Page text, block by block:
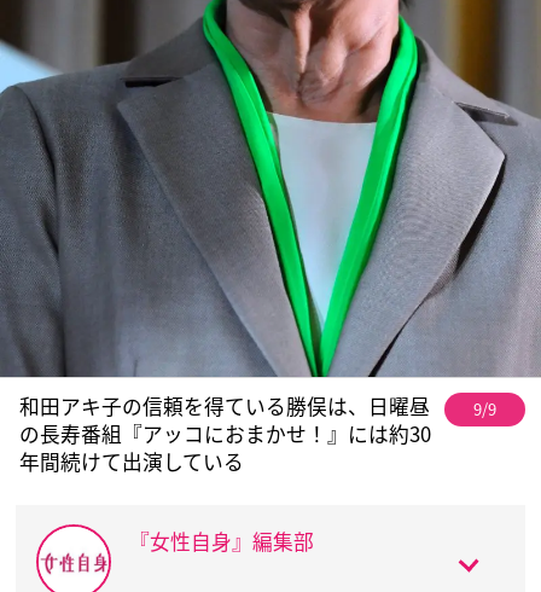
和田アキ子の信頼を得ている勝俣は、日曜昼
の長寿番組『アッコにおまかせ！』には約30
年間続けて出演している
9/9
『女性自身』編集部